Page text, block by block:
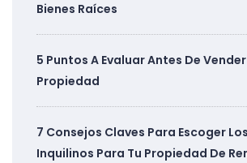
Bienes Raíces
5 Puntos A Evaluar Antes De Vender
Propiedad
7 Consejos Claves Para Escoger
Inquilinos Para Tu Propiedad De